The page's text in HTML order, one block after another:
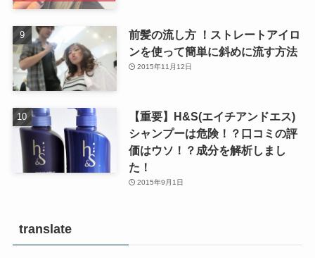
前髪の流し方 ！ストレートアイロ
ンを使って簡単に斜めに流す方法
2015年11月12日
【重要】H&S(エイチアンドエス)
シャンプーは危険！？口コミの評
価はウソ！？成分を解析しまし
た！
2015年9月1日
translate